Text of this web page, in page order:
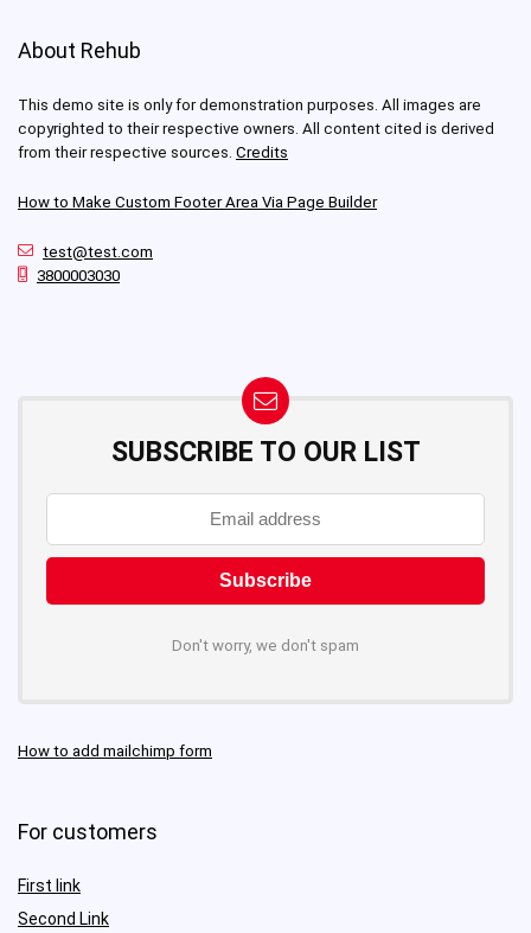
About Rehub
This demo site is only for demonstration purposes. All images are
copyrighted to their respective owners. All content cited is derived
from their respective sources. Credits
How to Make Custom Footer Area Via Page Builder
test@test.com
3800003030
SUBSCRIBE TO OUR LIST
Don't worry, we don't spam
How to add mailchimp form
For customers
First link
Second Link